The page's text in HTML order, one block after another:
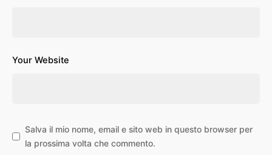
Your Website
Salva il mio nome, email e sito web in questo browser per
la prossima volta che commento.